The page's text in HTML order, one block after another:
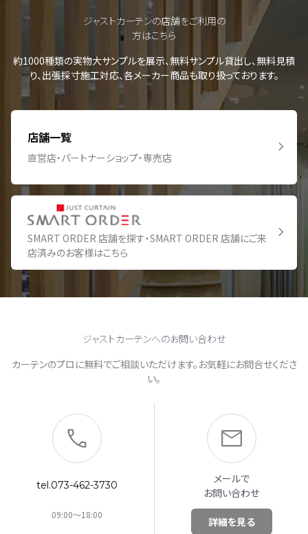
ジャストカーテンの店舗をご利用の
方はこちら
約1000種類の実物大サンプルを展示、無料サンプル貸出し、無料見積
り、出張採寸施工対応、各メーカー商品も取り扱っております。
店舗一覧
直営店・パートナーショップ・専売店
SMART ORDER 店舗を探す・SMART ORDER 店舗にご来
店済みのお客様はこちら
ジャストカーテンへのお問い合わせ
カーテンのプロに無料でご相談いただけます。お気軽にお問合せくださ
い。
tel.073-462-3730
09:00～18:00
メールで
お問い合わせ
詳細を見る